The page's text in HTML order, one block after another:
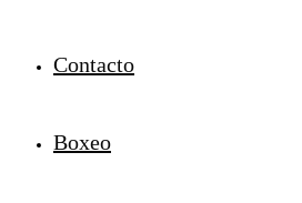
Contacto
Boxeo